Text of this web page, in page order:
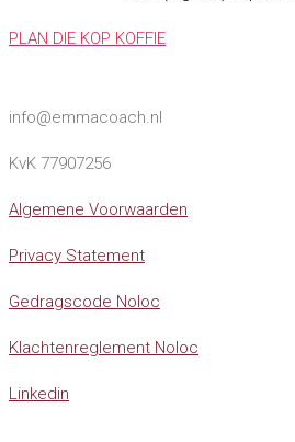
PLAN DIE KOP KOFFIE
info@emmacoach.nl
KvK 77907256
Algemene Voorwaarden
Privacy Statement
Gedragscode Noloc
Klachtenreglement Noloc
Linkedin